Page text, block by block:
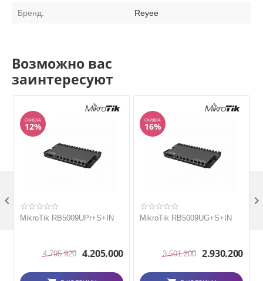
Бренд: Reyee
Возможно вас
заинтересуют
СКИДКА
12%
MikroTik RB5009UPr+S+IN
4.795.920 4.205.000
СКИДКА
16%
MikroTik RB5009UG+S+IN
3.501.200 2.930.200
 